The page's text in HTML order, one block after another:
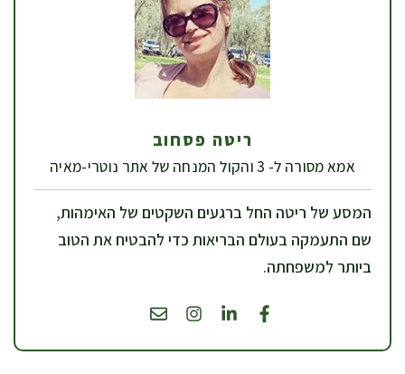
ריטה פסחוב
אמא מסורה ל- 3 והקול המנחה של אתר נוטרי-מאיה
המסע של ריטה החל ברגעים השקטים של האימהות,
שם התעמקה בעולם הבריאות כדי להבטיח את הטוב
ביותר למשפחתה.